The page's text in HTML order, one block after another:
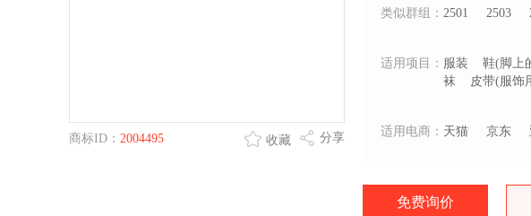
商标ID： 2004495 分享
收藏
类似群组： 2501 2503
适用项目： 服装 鞋(脚上
袜
皮带(服饰
适用电商： 天猫 京东
免费询价